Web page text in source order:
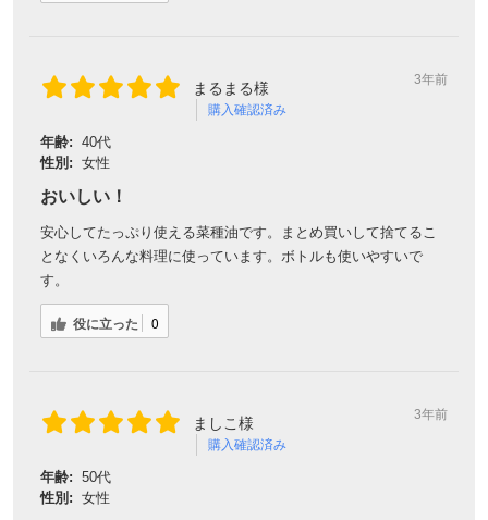
まるまる様
購入確認済み
3年前
年齢: 40代
性別: 女性
おいしい！
安心してたっぷり使える菜種油です。まとめ買いして捨てるこ
となくいろんな料理に使っています。ボトルも使いやすいで
す。
役に立った 0
ましこ様
購入確認済み
3年前
年齢: 50代
性別: 女性